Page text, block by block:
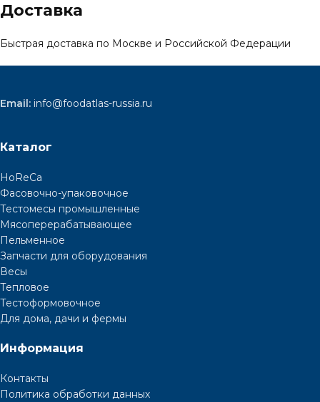
Доставка
Быстрая доставка по Москве и Российской Федерации
Email: info@foodatlas-russia.ru
Каталог
HoReCa
Фасовочно-упаковочное
Тестомесы промышленные
Мясоперерабатывающее
Пельменное
Запчасти для оборудования
Весы
Тепловое
Тестоформовочное
Для дома, дачи и фермы
Информация
Контакты
Политика обработки данных